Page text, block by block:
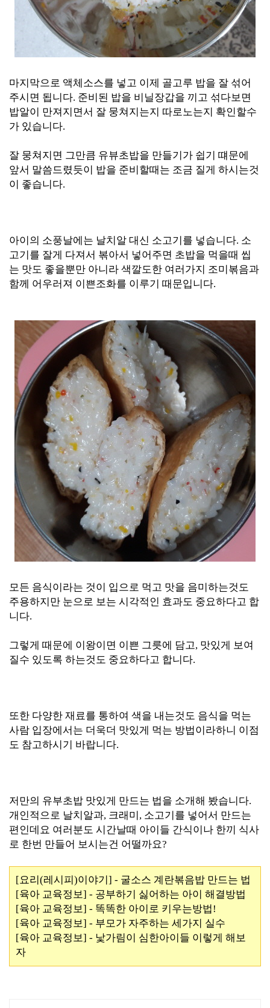
마지막으로 액체소스를 넣고 이제 골고루 밥을 잘 섞어
주시면 됩니다. 준비된 밥을 비닐장갑을 끼고 섞다보면
밥알이 만져지면서 잘 뭉쳐지는지 따로노는지 확인할수
가 있습니다.
잘 뭉쳐지면 그만큼 유뷰초밥을 만들기가 쉽기 떄문에
앞서 말씀드렸듯이 밥을 준비할때는 조금 질게 하시는것
이 좋습니다.
아이의 소풍날에 는 날치알 대신 소고기 를 넣습니다. 소
고기를 잘게 다져서 볶아서 넣어주면 초밥을 먹을때 씹
는 맛도 좋을뿐만 아니라 색깔도한 여러가지 조미볶음과
함께 어우러져 이쁜조화를 이루기 때문입니다.
모든 음식이라는 것이 입으로 먹고 맛을 음미하는것도
주용하지만 눈으로 보는 시각적인 효과도 중요하다고 합
니다.
그렇게 때문에 이왕이면 이쁜 그릇에 담고, 맛있게 보여
질수 있도록 하는것도 중요하다고 합니다.
또한 다양한 재료를 통하여 색을 내는것도 음식을 먹는
사람 입장에서는 더욱더 맛있게 먹는 방법이라하니 이점
도 참고하시기 바랍니다.
저만의 유부초밥 맛있게 만드는 법을 소개해 봤습니다.
개인적으로 날치알과, 크래미, 소고기를 넣어서 만드는
편인데요 여러분도 시간날때 아이들 간식이나 한끼 식사
로 한번 만들어 보시는건 어떨까요?
[요리(레시피)이야기] - 굴소스 계란볶음밥 만드는 법
[육아 교육정보] - 공부하기 싫어하는 아이 해결방법
[육아 교육정보] - 똑똑한 아이로 키우는방법!
[육아 교육정보] - 부모가 자주하는 세가지 실수
[육아 교육정보] - 낯가림이 심한아이들 이렇게 해보
자